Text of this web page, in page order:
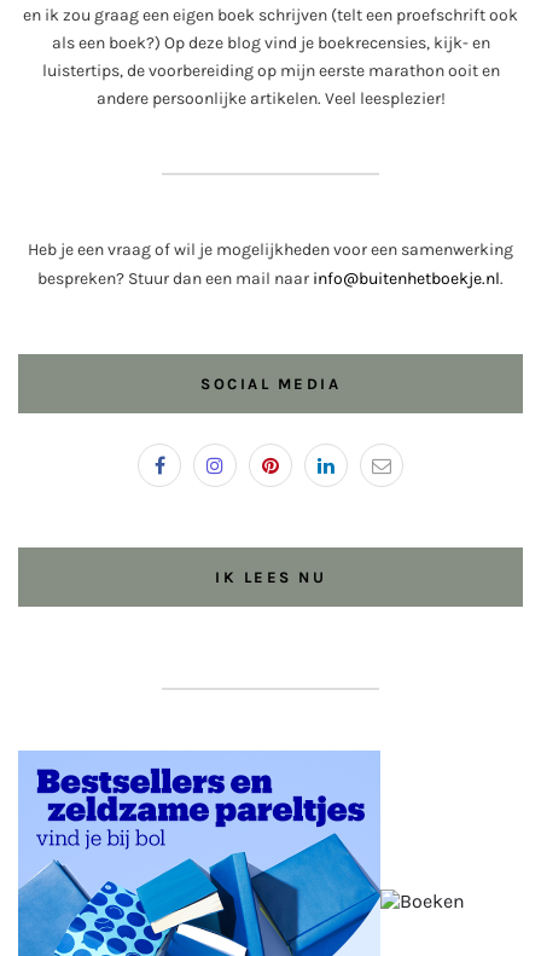
en ik zou graag een eigen boek schrijven (telt een proefschrift ook
als een boek?) Op deze blog vind je boekrecensies, kijk- en
luistertips, de voorbereiding op mijn eerste marathon ooit en
andere persoonlijke artikelen. Veel leesplezier!
Heb je een vraag of wil je mogelijkheden voor een samenwerking
bespreken? Stuur dan een mail naar info@buitenhetboekje.nl.
SOCIAL MEDIA
IK LEES NU